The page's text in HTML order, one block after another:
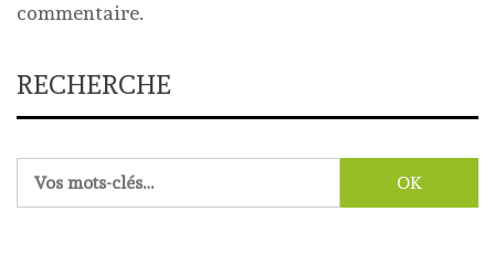
commentaire.
RECHERCHE